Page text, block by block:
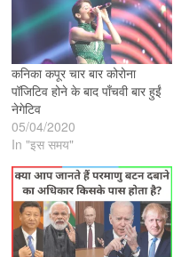
कनिका कपूर चार बार कोरोना
पॉजिटिव होने के बाद पाँचवी बार हुईं
नेगेटिव
05/04/2020
In "इस समय"